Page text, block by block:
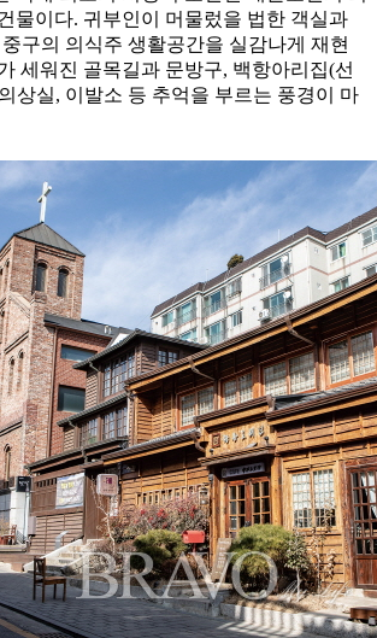
물이다. 귀부인이 머물렀을 법한 객실과
구의 의식주 생활공간을 실감나게 재현
세워진 골목길과 문방구, 백항아리집(선
상실, 이발소 등 추억을 부르는 풍경이 마